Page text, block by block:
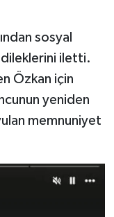
sosyal
dileklerini iletti.
Özkan için
yeniden
memnuniyet